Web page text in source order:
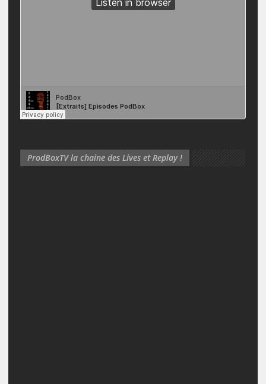
ProdBoxTV la chaine des Lives et Replay !